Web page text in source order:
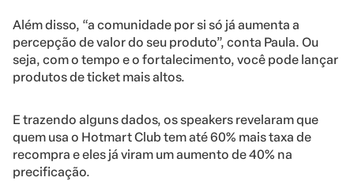
Além disso, “a comunidade por si só já aumenta a
percepção de valor do seu produto”, conta Paula. Ou
seja, com o tempo e o fortalecimento, você pode lançar
produtos de ticket mais altos.
E trazendo alguns dados, os speakers revelaram que
quem usa o Hotmart Club tem até 60% mais taxa de
recompra e eles já viram um aumento de 40% na
precificação.